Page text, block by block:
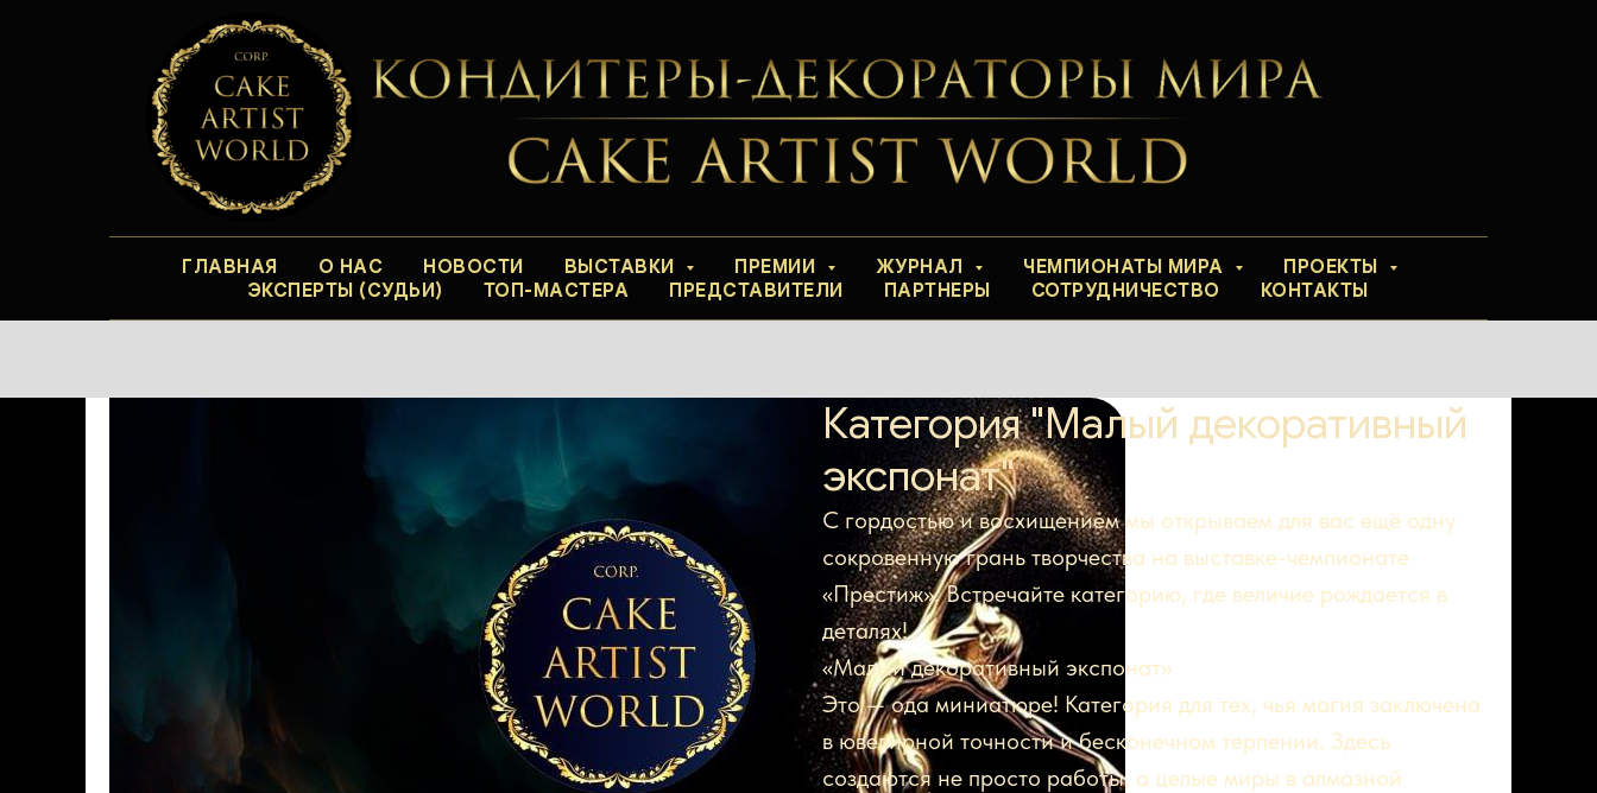
ГЛАВНАЯ О НАС НОВОСТИ ВЫСТАВКИ ПРЕМИИ ЖУРНАЛ ЧЕМПИОНАТЫ МИРА
ПРОЕКТЫ
ЭКСПЕРТЫ (СУДЬИ)
ТОП-МАСТЕРА ПРЕДСТАВИТЕЛИ ПАРТНЕРЫ СОТРУДНИЧЕСТВО КОНТАКТЫ
Категория "Малый декоративный
экспонат"
С гордостью и восхищением мы открываем для вас ещё одну
сокровенную грань творчества на выставке-чемпионате
«Престиж». Встречайте категорию, где величие рождается в
деталях!
«Малый декоративный экспонат»
Это — ода миниатюре! Категория для тех, чья магия заключена
в ювелирной точности и бесконечном терпении. Здесь
создаются не просто работы, а целые миры в алмазной